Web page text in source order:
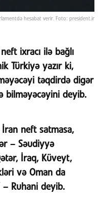
hesabat verir. Foto: president.ir
ixracı ilə bağlı
Türkiyə yazır ki,
təqdirdə digər
bilməyəcəyini deyib.
neft satmasa,
– Səudiyyə
İraq, Küveyt,
və Oman da
– Ruhani deyib.